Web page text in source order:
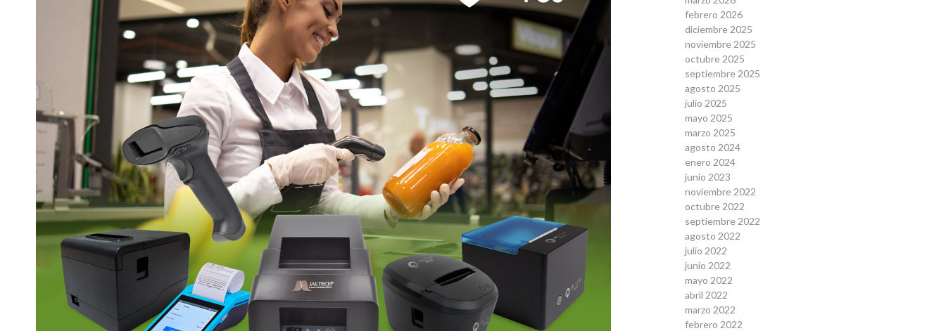
febrero 2026
diciembre 2025
noviembre 2025
octubre 2025
septiembre 2025
agosto 2025
julio 2025
mayo 2025
marzo 2025
agosto 2024
enero 2024
junio 2023
noviembre 2022
octubre 2022
septiembre 2022
agosto 2022
julio 2022
junio 2022
mayo 2022
abril 2022
marzo 2022
febrero 2022